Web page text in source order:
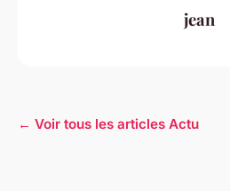
jean
← Voir tous les articles Actu